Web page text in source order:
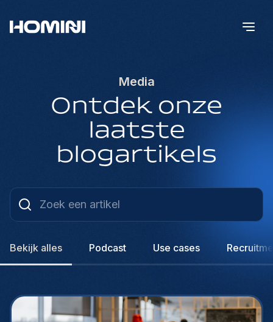
Media
Ontdek onze
laatste
blogartikels
Bekijk alles Podcast Use cases